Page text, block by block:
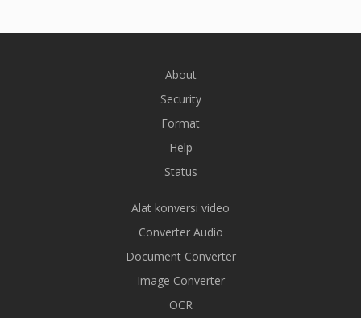
About
Security
Format
Help
Status
Alat konversi video
Converter Audio
Document Converter
Image Converter
OCR